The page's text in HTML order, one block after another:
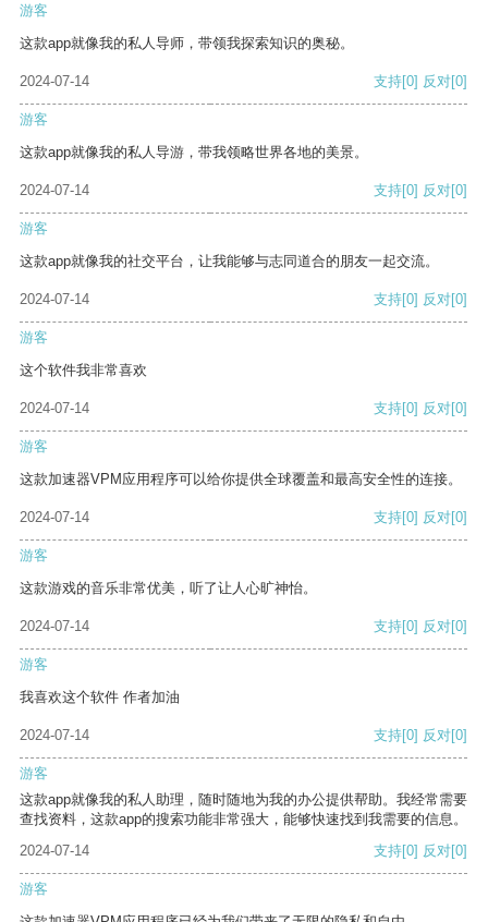
游客
这款app就像我的私人导师，带领我探索知识的奥秘。
2024-07-14 支持[0] 反对[0]
游客
这款app就像我的私人导游，带我领略世界各地的美景。
2024-07-14 支持[0] 反对[0]
游客
这款app就像我的社交平台，让我能够与志同道合的朋友一起交流。
2024-07-14 支持[0] 反对[0]
游客
这个软件我非常喜欢
2024-07-14 支持[0] 反对[0]
游客
这款加速器VPM应用程序可以给你提供全球覆盖和最高安全性的连接。
2024-07-14 支持[0] 反对[0]
游客
这款游戏的音乐非常优美，听了让人心旷神怡。
2024-07-14 支持[0] 反对[0]
游客
我喜欢这个软件 作者加油
2024-07-14 支持[0] 反对[0]
游客
这款app就像我的私人助理，随时随地为我的办公提供帮助。我经常需要
查找资料，这款app的搜索功能非常强大，能够快速找到我需要的信息。
2024-07-14
支持[0] 反对[0]
游客